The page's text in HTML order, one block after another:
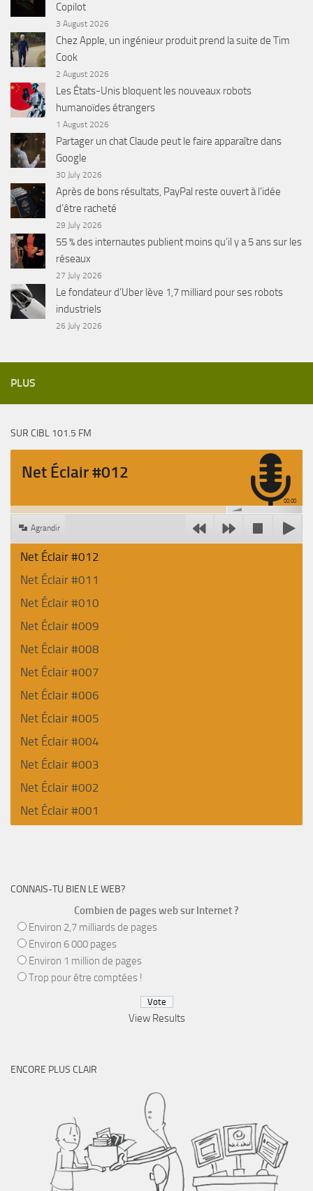
Copilot
3 August 2026
Chez Apple, un ingénieur produit prend la suite de Tim
Cook
2 August 2026
Les États-Unis bloquent les nouveaux robots
humanoïdes étrangers
1 August 2026
Partager un chat Claude peut le faire apparaître dans
Google
30 July 2026
Après de bons résultats, PayPal reste ouvert à l’idée
d’être racheté
29 July 2026
55 % des internautes publient moins qu’il y a 5 ans sur les
réseaux
27 July 2026
Le fondateur d’Uber lève 1,7 milliard pour ses robots
industriels
26 July 2026
PLUS
SUR CIBL 101.5 FM
Net Éclair #012
00:00
Agrandir
Net Éclair #012
Net Éclair #011
Net Éclair #010
Net Éclair #009
Net Éclair #008
Net Éclair #007
Net Éclair #006
Net Éclair #005
Net Éclair #004
Net Éclair #003
Net Éclair #002
Net Éclair #001
CONNAIS-TU BIEN LE WEB?
Combien de pages web sur Internet ?
Environ 2,7 milliards de pages
Environ 6 000 pages
Environ 1 million de pages
Trop pour être comptées !
View Results
ENCORE PLUS CLAIR